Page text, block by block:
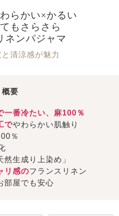
らかい×かるい
もさらさら
ネンパジャマ
と清涼感が魅力
概要
一番冷たい、麻100％
でやわらかい肌触り
％
生成り上染め」
リ感のフランスリネン
部屋でも安心